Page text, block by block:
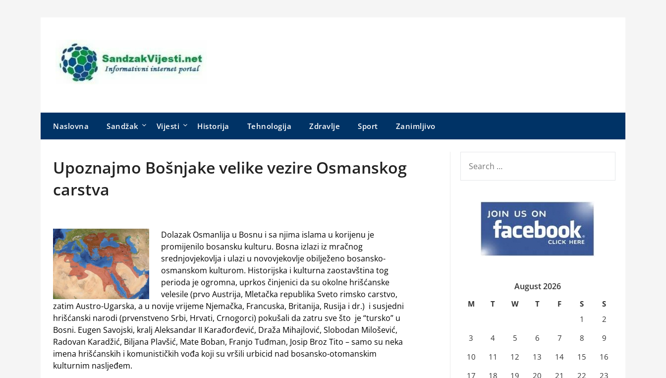
Naslovna Sandžak Vijesti Historija Tehnologija Zdravlje Sport Zanimljivo
Upoznajmo Bošnjake velike vezire Osmanskog
carstva
Dolazak Osmanlija u Bosnu i sa njima islama u korijenu je
promijenilo bosansku kulturu. Bosna izlazi iz mračnog
srednjovjekovlja i ulazi u novovjekovlje obilježeno bosansko-
osmanskom kulturom. Historijska i kulturna zaostavština tog
perioda je ogromna, uprkos činjenici da su okolne hrišćanske
velesile (prvo Austrija, Mletačka republika Sveto rimsko carstvo,
zatim Austro-Ugarska, a u novije vrijeme Njemačka, Francuska, Britanija, Rusija i dr.) i susjedni
hrišćanski narodi (prvenstveno Srbi, Hrvati, Crnogorci) pokušali da zatru sve što je “tursko” u
Bosni. Eugen Savojski, kralj Aleksandar II Karađorđević, Draža Mihajlović, Slobodan Milošević,
Radovan Karadžić, Biljana Plavšić, Mate Boban, Franjo Tuđman, Josip Broz Tito – samo su neka
imena hrišćanskih i komunističkih vođa koji su vršili urbicid nad bosansko-otomanskim
kulturnim nasljeđem.
FOR:
August 2026
M T W T F S
S
1
2
3
4 5 6 7 8
9
10
11 12 13 14 15
16
17
18 19 20 21 22
23